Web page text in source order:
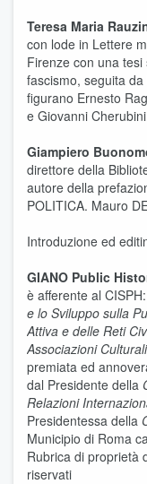
Teresa Maria
con lode in Lettere
Firenze con una
fascismo, seguita
figurano Ernesto
e Giovanni
Giampiero
direttore della
autore della
POLITICA. Mauro
Introduzione ed
GIANO Public
è afferente al CISPH:
e lo Sviluppo sulla
Attiva e delle Reti
Associazioni Culturali
premiata ed
dal Presidente della
Relazioni
Presidentessa della
Municipio di Roma
Rubrica di proprietà
riservati